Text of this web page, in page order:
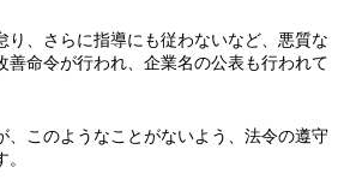
り、さらに指導にも従わないなど、悪質な
善命令が行われ、企業名の公表も行われて
、このようなことがないよう、法令の遵守